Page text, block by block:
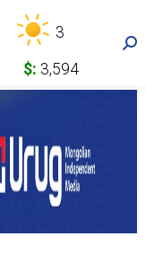
3
$: 3,594